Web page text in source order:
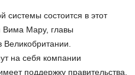
системы состоится в этот
Вима Мару, главы
на себя компании
поддержку правительства.